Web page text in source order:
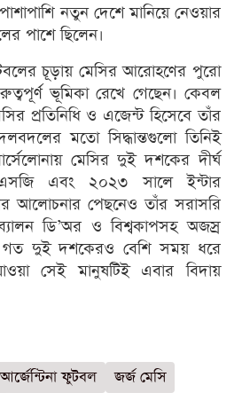
নতুন দেশে মানিয়ে নেওয়ার
পাশে ছিলেন।
চূড়ায় মেসির আরোহণের পুরো
ভূমিকা রেখে গেছেন। কেবল
প্রতিনিধি ও এজেন্ট হিসেবে তাঁর
মতো সিদ্ধান্তগুলো তিনিই
মেসির দুই দশকের দীর্ঘ
এবং ২০২৩ সালে ইন্টার
আলোচনার পেছনেও তাঁর সরাসরি
ডি’অর ও বিশ্বকাপসহ অজস্র
গত দুই দশকেরও বেশি সময় ধরে
সেই মানুষটিই এবার বিদায়
আর্জেন্টিনা ফুটবল
জর্জ মেসি